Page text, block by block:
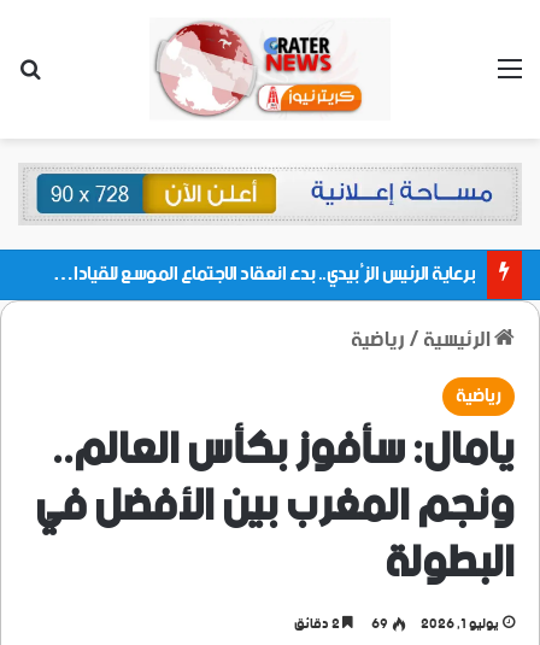
القائمة
برعاية الرئيس الزُبيدي.. بدء انعقاد الاجتماع الموسع للقيادات المحلية بالعاصمة ولمديريات وكتل مجلس العموم ومنسقيات الجامعة بالعاصمة عدن
الرئيسية/رياضية
رياضية
يامال: سأفوز بكأس العالم..
ونجم المغرب بين الأفضل في
البطولة
يوليو 1, 2026 69